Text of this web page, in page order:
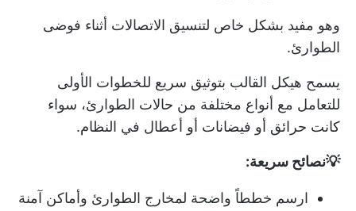
وهو مفيد بشكل خاص لتنسيق الاتصالات أثناء فوضى
الطوارئ.
يسمح هيكل القالب بتوثيق سريع للخطوات الأولى
للتعامل مع أنواع مختلفة من حالات الطوارئ، سواء
كانت حرائق أو فيضانات أو أعطال في النظام.
💡نصائح سريعة:
ارسم خططاً واضحة لمخارج الطوارئ وأماكن آمنة